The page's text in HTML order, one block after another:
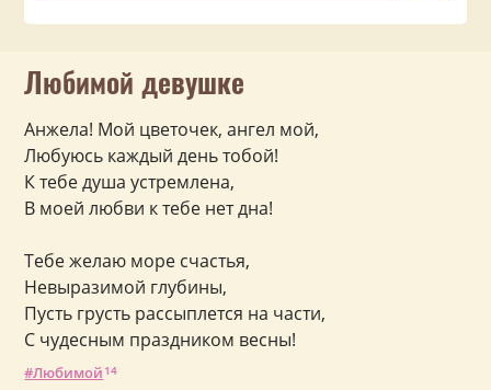
Любимой девушке
Анжела! Мой цветочек, ангел мой,
Любуюсь каждый день тобой!
К тебе душа устремлена,
В моей любви к тебе нет дна!
Тебе желаю море счастья,
Невыразимой глубины,
Пусть грусть рассыплется на части,
С чудесным праздником весны!
Любимой 14